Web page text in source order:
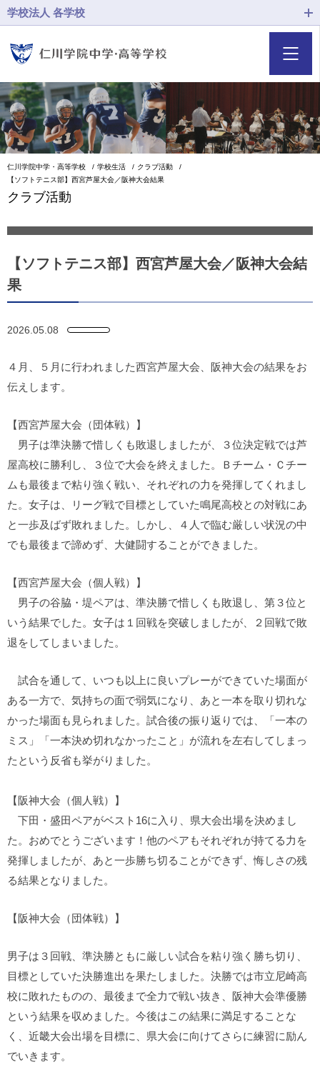
学校法人 各学校
仁川学院中学・高等学校 学校生活
クラブ活動
【ソフトテニス部】西宮芦屋大会／阪神大会結果
クラブ活動
【ソフトテニス部】西宮芦屋大会／阪神大会結
果
2026.05.08
４月、５月に行われました西宮芦屋大会、阪神大会の結果をお
伝えします。
【西宮芦屋大会（団体戦）】
男子は準決勝で惜しくも敗退しましたが、３位決定戦では芦
屋高校に勝利し、３位で大会を終えました。Ｂチーム・Ｃチー
ムも最後まで粘り強く戦い、それぞれの力を発揮してくれまし
た。女子は、リーグ戦で目標としていた鳴尾高校との対戦にあ
と一歩及ばず敗れました。しかし、４人で臨む厳しい状況の中
でも最後まで諦めず、大健闘することができました。
【西宮芦屋大会（個人戦）】
男子の谷脇・堤ペアは、準決勝で惜しくも敗退し、第３位と
いう結果でした。女子は１回戦を突破しましたが、２回戦で敗
退をしてしまいました。
試合を通して、いつも以上に良いプレーができていた場面が
ある一方で、気持ちの面で弱気になり、あと一本を取り切れな
かった場面も見られました。試合後の振り返りでは、「一本の
ミス」「一本決め切れなかったこと」が流れを左右してしまっ
たという反省も挙がりました。
【阪神大会（個人戦）】
下田・盛田ペアがベスト16に入り、県大会出場を決めまし
た。おめでとうございます！他のペアもそれぞれが持てる力を
発揮しましたが、あと一歩勝ち切ることができず、悔しさの残
る結果となりました。
【阪神大会（団体戦）】
男子は３回戦、準決勝ともに厳しい試合を粘り強く勝ち切り、
目標としていた決勝進出を果たしました。決勝では市立尼崎高
校に敗れたものの、最後まで全力で戦い抜き、阪神大会準優勝
という結果を収めました。今後はこの結果に満足することな
く、近畿大会出場を目標に、県大会に向けてさらに練習に励ん
でいきます。